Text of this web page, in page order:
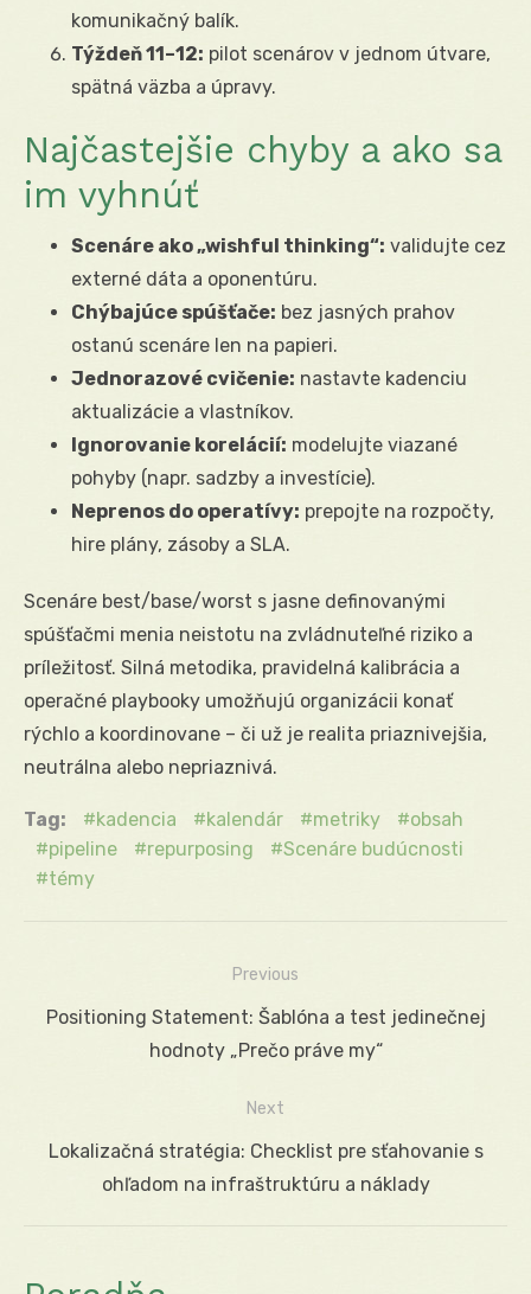
komunikačný balík.
Týždeň 11–12: pilot scenárov v jednom útvare,
spätná väzba a úpravy.
Najčastejšie chyby a ako sa
im vyhnúť
Scenáre ako „wishful thinking“: validujte cez
externé dáta a oponentúru.
Chýbajúce spúšťače: bez jasných prahov
ostanú scenáre len na papieri.
Jednorazové cvičenie: nastavte kadenciu
aktualizácie a vlastníkov.
Ignorovanie korelácií: modelujte viazané
pohyby (napr. sadzby a investície).
Neprenos do operatívy: prepojte na rozpočty,
hire plány, zásoby a SLA.
Scenáre best/base/worst s jasne definovanými
spúšťačmi menia neistotu na zvládnuteľné riziko a
príležitosť. Silná metodika, pravidelná kalibrácia a
operačné playbooky umožňujú organizácii konať
rýchlo a koordinovane – či už je realita priaznivejšia,
neutrálna alebo nepriaznivá.
Tag: kadencia kalendár metriky
obsah
pipeline
repurposing
Scenáre budúcnosti
témy
Navigácia
Previous
Previous
Positioning Statement: Šablóna a test jedinečnej
hodnoty „Prečo práve my“
Next
Next
Lokalizačná stratégia: Checklist pre sťahovanie s
ohľadom na infraštruktúru a náklady